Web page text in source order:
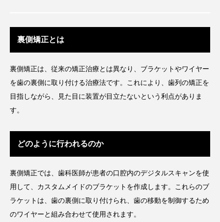
裏側矯正とは
裏側矯正は、従来の矯正治療とは異なり、ブラケットやワイヤー
を歯の裏側に取り付ける治療法です。これにより、歯列の矯正を
目指しながら、見た目に装置が目立たないという利点がありま
す。
どのように行われるのか
裏側矯正では、歯科医師が患者の口腔内のデジタルスキャンを使
用して、カスタムメイドのブラケットを作成します。これらのブ
ラケットは、歯の裏側に取り付けられ、歯の移動を制御するため
のワイヤーと組み合わせて使用されます。